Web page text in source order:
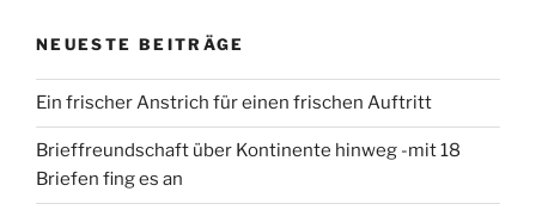
NEUESTE BEITRÄGE
Ein frischer Anstrich für einen frischen Auftritt
Brieffreundschaft über Kontinente hinweg -mit 18
Briefen fing es an